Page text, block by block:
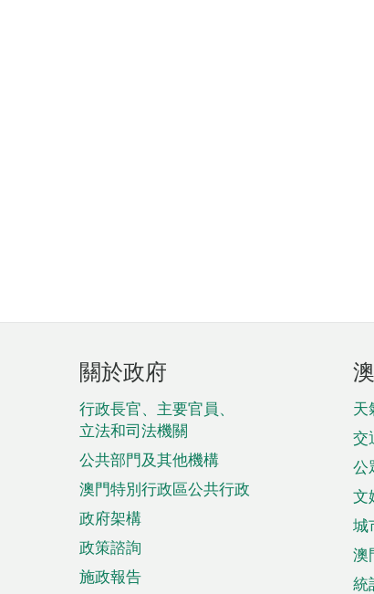
頁
腳
菜
單
關於政府
行政長官、主要官員、
立法和司法機關
公共部門及其他機構
澳門特別行政區公共行政
政府架構
政策諮詢
施政報告
天
交
公
文
城
澳
統